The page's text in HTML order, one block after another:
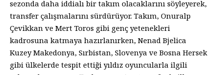
sezonda daha iddialı bir takım olacaklarını söyleyerek,
transfer çalışmalarını sürdürüyor. Takım, Onuralp
Çevikkan ve Mert Toros gibi genç yetenekleri
kadrosuna katmaya hazırlanırken, Nenad Bjelica
Kuzey Makedonya, Sırbistan, Slovenya ve Bosna Hersek
gibi ülkelerde tespit ettiği yıldız oyuncularla ilgili